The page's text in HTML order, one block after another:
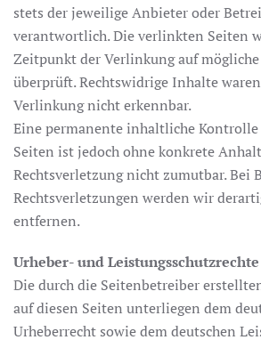
stets der jeweilige Anbieter oder
verantwortlich. Die verlinkten Seiten
Zeitpunkt der Verlinkung auf
überprüft. Rechtswidrige Inhalte
Verlinkung nicht erkennbar.
Eine permanente inhaltliche
Seiten ist jedoch ohne konkrete
Rechtsverletzung nicht zumutbar. Bei
Rechtsverletzungen werden wir
entfernen.
Urheber- und Leistungsschutzrechte
Die durch die Seitenbetreiber
auf diesen Seiten unterliegen dem
Urheberrecht sowie dem deutschen